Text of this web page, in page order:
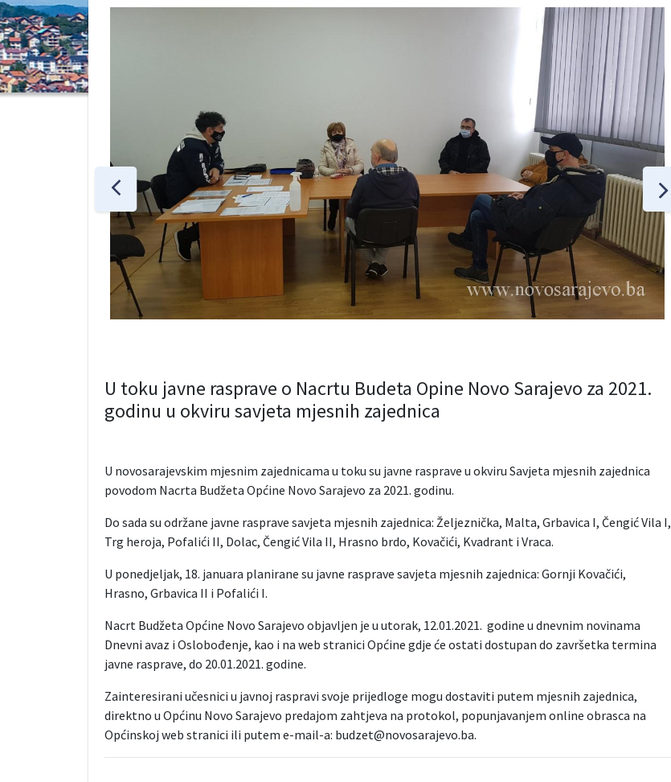
U toku javne rasprave o Nacrtu Budeta Opine Novo Sarajevo za 2021.
godinu u okviru savjeta mjesnih zajednica
U novosarajevskim mjesnim zajednicama u toku su javne rasprave u okviru Savjeta mjesnih zajednica
povodom Nacrta Budžeta Općine Novo Sarajevo za 2021. godinu.
Do sada su održane javne rasprave savjeta mjesnih zajednica: Željeznička, Malta, Grbavica I, Čengić Vila I,
Trg heroja, Pofalići II, Dolac, Čengić Vila II, Hrasno brdo, Kovačići, Kvadrant i Vraca.
U ponedjeljak, 18. januara planirane su javne rasprave savjeta mjesnih zajednica: Gornji Kovačići,
Hrasno, Grbavica II i Pofalići I.
Nacrt Budžeta Općine Novo Sarajevo objavljen je u utorak, 12.01.2021. godine u dnevnim novinama
Dnevni avaz i Oslobođenje, kao i na web stranici Općine gdje će ostati dostupan do završetka termina
javne rasprave, do 20.01.2021. godine.
Zainteresirani učesnici u javnoj raspravi svoje prijedloge mogu dostaviti putem mjesnih zajednica,
direktno u Općinu Novo Sarajevo predajom zahtjeva na protokol, popunjavanjem online obrasca na
Općinskoj web stranici ili putem e-mail-a: budzet@novosarajevo.ba.